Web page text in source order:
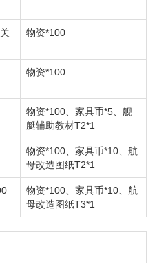
物资*100
物资*100
物资*100、家具币*5、舰
艇辅助教材T2*1
物资*100、家具币*10、航
母改造图纸T2*1
物资*100、家具币*10、航
母改造图纸T3*1